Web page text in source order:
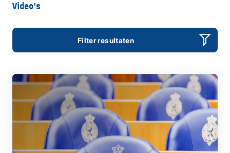
Video’s
Filter resultaten